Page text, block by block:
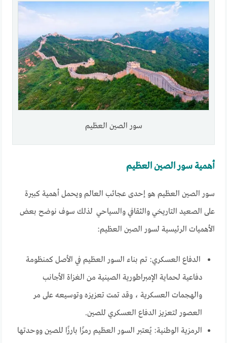
سور الصين العظيم
أهمية سور الصين العظيم
سور الصين العظيم هو إحدى عجائب العالم ويحمل أهمية كبيرة
على الصعيد التاريخي والثقافي والسياحي لذلك سوف نوضح بعض
الأهميات الرئيسية لسور الصين العظيم:
الدفاع العسكري: تم بناء السور العظيم في الأصل كمنظومة
دفاعية لحماية الإمبراطورية الصينية من الغزاة الأجانب
والهجمات العسكرية ، وقد تمت تعزيزه وتوسيعه على مر
العصور لتعزيز الدفاع العسكري للصين.
الرمزية الوطنية: يُعتبر السور العظيم رمزًا بارزًا للصين ووحدتها